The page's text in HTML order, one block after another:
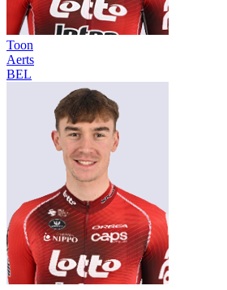
Toon
Aerts
BEL